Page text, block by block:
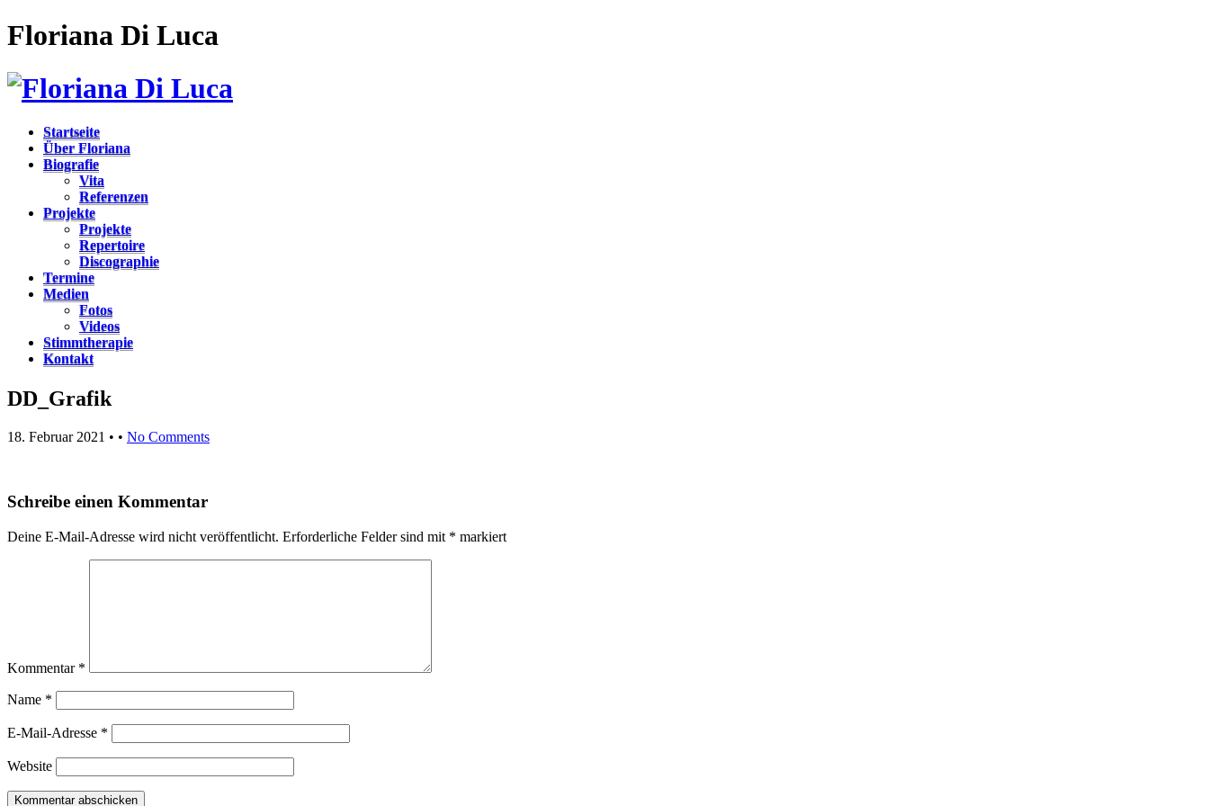
Floriana Di Luca
Startseite
Über Floriana
Biografie
Vita
Referenzen
Projekte
Projekte
Repertoire
Discographie
Termine
Medien
Fotos
Videos
Stimmtherapie
Kontakt
DD_Grafik
18. Februar 2021 • • No Comments
Schreibe einen Kommentar
Deine E-Mail-Adresse wird nicht veröffentlicht. Erforderliche Felder sind mit * markiert
Kommentar *
Name *
E-Mail-Adresse *
Website